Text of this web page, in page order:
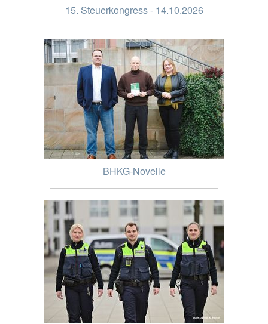
15. Steuerkongress - 14.10.2026
BHKG-Novelle